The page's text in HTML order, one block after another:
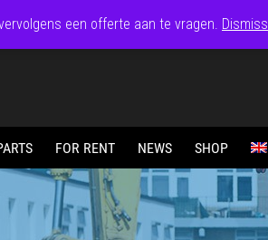
FOR RENT NEWS SHOP
een offerte aan te vragen. Dismiss